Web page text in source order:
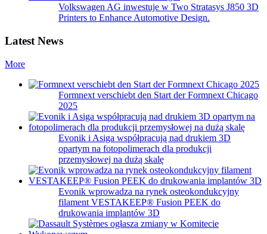
Volkswagen AG inwestuje w Two Stratasys J850 3D
Printers to Enhance Automotive Design.
Latest News
More
Formnext verschiebt den Start der Formnext Chicago
2025
Evonik i Asiga współpracują nad drukiem 3D
opartym na fotopolimerach dla produkcji
przemysłowej na dużą skalę
Evonik wprowadza na rynek osteokondukcyjny
filament VESTAKEEP® Fusion PEEK do
drukowania implantów 3D